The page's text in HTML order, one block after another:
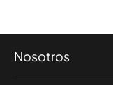
Nosotros